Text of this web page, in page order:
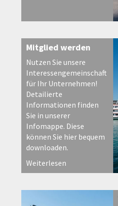
Mitglied werden
Nutzen Sie unsere
Interessengemeinschaft
für Ihr Unternehmen!
Detailierte
Informationen finden
Sie in unserer
Infomappe. Diese
können Sie hier bequem
downloaden.
Weiterlesen